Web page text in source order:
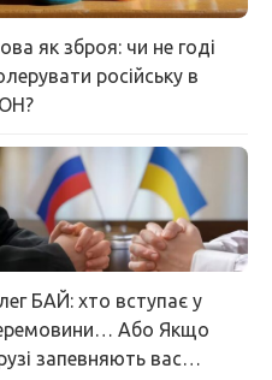
як зброя: чи не годі
російську в
БАЙ: хто вступає у
Або Якщо
запевняють вас…